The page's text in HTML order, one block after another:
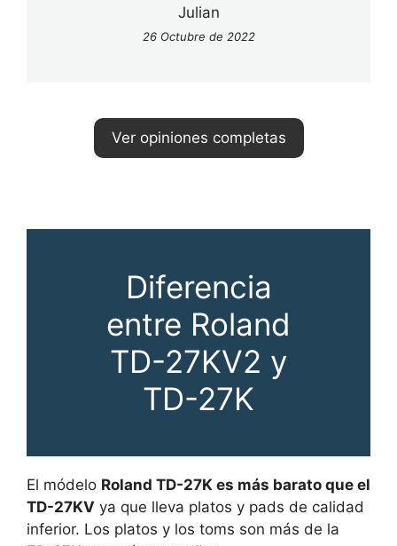
Julian
26 Octubre de 2022
Ver opiniones completas
Diferencia
entre Roland
TD-27KV2 y
TD-27K
El módelo Roland TD-27K es más barato que el
TD-27KV ya que lleva platos y pads de calidad
inferior. Los platos y los toms son más de la